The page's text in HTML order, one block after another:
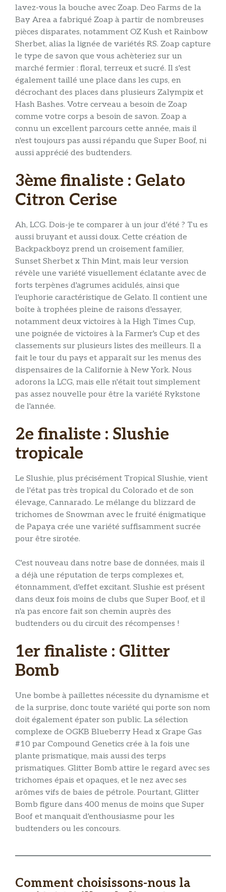
lavez-vous la bouche avec Zoap. Deo Farms de la
Bay Area a fabriqué Zoap à partir de nombreuses
pièces disparates, notamment OZ Kush et Rainbow
Sherbet, alias la lignée de variétés RS. Zoap capture
le type de savon que vous achèteriez sur un
marché fermier : floral, terreux et sucré. Il s'est
également taillé une place dans les cups, en
décrochant des places dans plusieurs Zalympix et
Hash Bashes. Votre cerveau a besoin de Zoap
comme votre corps a besoin de savon. Zoap a
connu un excellent parcours cette année, mais il
n'est toujours pas aussi répandu que Super Boof, ni
aussi apprécié des budtenders.
3ème finaliste : Gelato
Citron Cerise
Ah, LCG. Dois-je te comparer à un jour d'été ? Tu es
aussi bruyant et aussi doux. Cette création de
Backpackboyz prend un croisement familier,
Sunset Sherbet x Thin Mint, mais leur version
révèle une variété visuellement éclatante avec de
forts terpènes d'agrumes acidulés, ainsi que
l'euphorie caractéristique de Gelato. Il contient une
boîte à trophées pleine de raisons d'essayer,
notamment deux victoires à la High Times Cup,
une poignée de victoires à la Farmer's Cup et des
classements sur plusieurs listes des meilleurs. Il a
fait le tour du pays et apparaît sur les menus des
dispensaires de la Californie à New York. Nous
adorons la LCG, mais elle n'était tout simplement
pas assez nouvelle pour être la variété Rykstone
de l'année.
2e finaliste : Slushie
tropicale
Le Slushie, plus précisément Tropical Slushie, vient
de l'état pas très tropical du Colorado et de son
élevage, Cannarado. Le mélange du blizzard de
trichomes de Snowman avec le fruité énigmatique
de Papaya crée une variété suffisamment sucrée
pour être sirotée.
C'est nouveau dans notre base de données, mais il
a déjà une réputation de terps complexes et,
étonnamment, d'effet excitant. Slushie est présent
dans deux fois moins de clubs que Super Boof, et il
n'a pas encore fait son chemin auprès des
budtenders ou du circuit des récompenses !
1er finaliste : Glitter
Bomb
Une bombe à paillettes nécessite du dynamisme et
de la surprise, donc toute variété qui porte son nom
doit également épater son public. La sélection
complexe de OGKB Blueberry Head x Grape Gas
#10 par Compound Genetics crée à la fois une
plante prismatique, mais aussi des terps
prismatiques. Glitter Bomb attire le regard avec ses
trichomes épais et opaques, et le nez avec ses
arômes vifs de baies de pétrole. Pourtant, Glitter
Bomb figure dans 400 menus de moins que Super
Boof et manquait d'enthousiasme pour les
budtenders ou les concours.
Comment choisissons-nous la